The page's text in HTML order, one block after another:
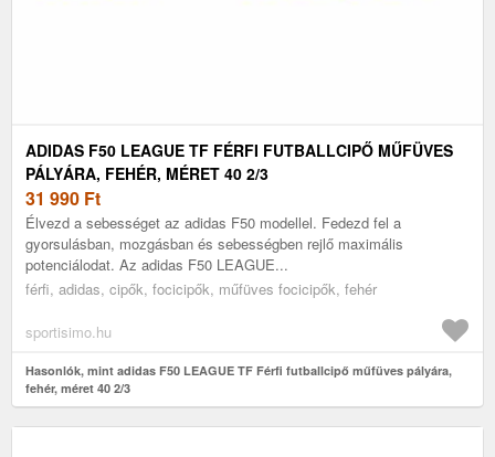
ADIDAS F50 LEAGUE TF FÉRFI FUTBALLCIPŐ MŰFÜVES
PÁLYÁRA, FEHÉR, MÉRET 40 2/3
31 990 Ft
Élvezd a sebességet az adidas F50 modellel. Fedezd fel a
gyorsulásban, mozgásban és sebességben rejlő maximális
potenciálodat. Az adidas F50 LEAGUE...
férfi, adidas, cipők, focicipők, műfüves focicipők, fehér
sportisimo.hu
Hasonlók, mint adidas F50 LEAGUE TF Férfi futballcipő műfüves pályára,
fehér, méret 40 2/3